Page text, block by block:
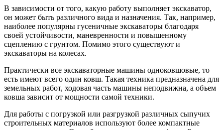
В зависимости от того, какую работу выполняет экскаватор,
он может быть различного вида и назначения. Так, например,
наиболее популярны гусеничные экскаваторы благодаря
своей устойчивости, маневренности и повышенному
сцеплению с грунтом. Помимо этого существуют и
экскаваторы на колесах.
Практически все экскаваторные машины одноковшовые, то
есть имеют всего один ковш. Такая техника предназначена для
земельных работ, ходовая часть машины неподвижна, а объем
ковша зависит от мощности самой техники.
Для работы с погрузкой или разгрузкой различных сыпучих
строительных материалов используют более компактные